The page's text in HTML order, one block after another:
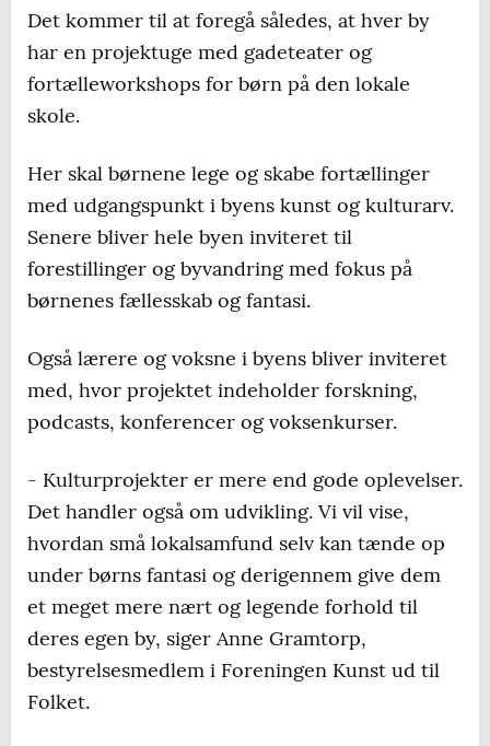
Det kommer til at foregå således, at hver by
har en projektuge med gadeteater og
fortælleworkshops for børn på den lokale
skole.
Her skal børnene lege og skabe fortællinger
med udgangspunkt i byens kunst og kulturarv.
Senere bliver hele byen inviteret til
forestillinger og byvandring med fokus på
børnenes fællesskab og fantasi.
Også lærere og voksne i byens bliver inviteret
med, hvor projektet indeholder forskning,
podcasts, konferencer og voksenkurser.
- Kulturprojekter er mere end gode oplevelser.
Det handler også om udvikling. Vi vil vise,
hvordan små lokalsamfund selv kan tænde op
under børns fantasi og derigennem give dem
et meget mere nært og legende forhold til
deres egen by, siger Anne Gramtorp,
bestyrelsesmedlem i Foreningen Kunst ud til
Folket.